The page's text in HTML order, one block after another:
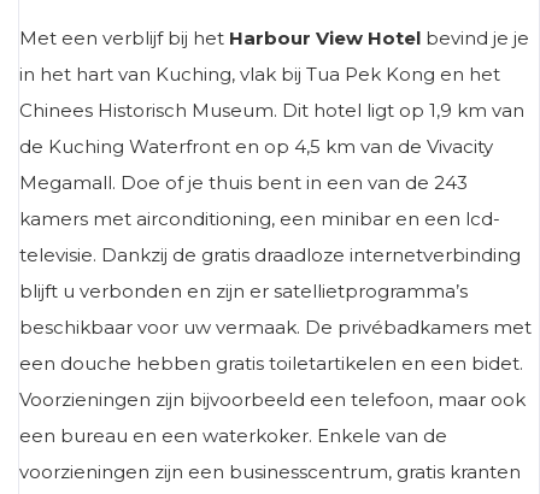
Met een verblijf bij het Harbour View Hotel bevind je je
in het hart van Kuching, vlak bij Tua Pek Kong en het
Chinees Historisch Museum. Dit hotel ligt op 1,9 km van
de Kuching Waterfront en op 4,5 km van de Vivacity
Megamall. Doe of je thuis bent in een van de 243
kamers met airconditioning, een minibar en een lcd-
televisie. Dankzij de gratis draadloze internetverbinding
blijft u verbonden en zijn er satellietprogramma’s
beschikbaar voor uw vermaak. De privébadkamers met
een douche hebben gratis toiletartikelen en een bidet.
Voorzieningen zijn bijvoorbeeld een telefoon, maar ook
een bureau en een waterkoker. Enkele van de
voorzieningen zijn een businesscentrum, gratis kranten